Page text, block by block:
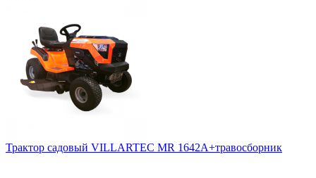
Трактор садовый VILLARTEC MR 1642A+травосборник